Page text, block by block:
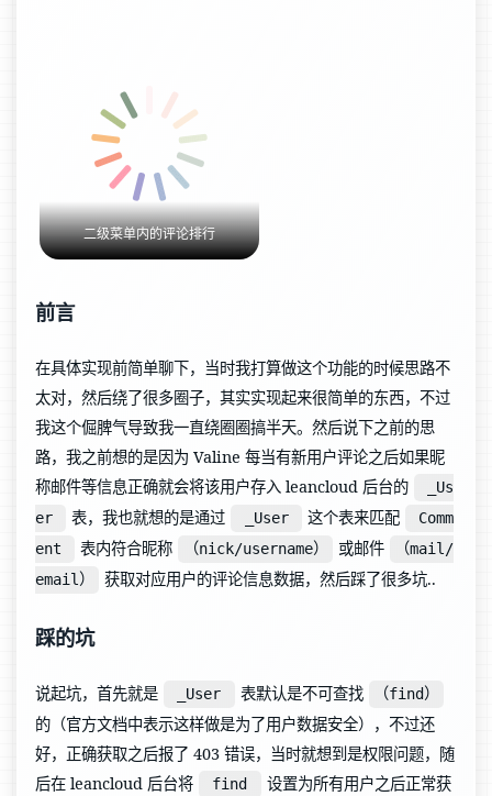
二级菜单内的评论排行
前言
在具体实现前简单聊下，当时我打算做这个功能的时候思路不
太对，然后绕了很多圈子，其实实现起来很简单的东西，不过
我这个倔脾气导致我一直绕圈圈搞半天。然后说下之前的思
路，我之前想的是因为 Valine 每当有新用户评论之后如果昵
称邮件等信息正确就会将该用户存入 leancloud 后台的
_Us
er
表，我也就想的是通过 _User 这个表来匹配
Comm
ent
表内符合昵称 （nick/username） 或邮件
（mail/
email）
获取对应用户的评论信息数据，然后踩了很多坑..
踩的坑
说起坑，首先就是 _User 表默认是不可查找 （find）
的（官方文档中表示这样做是为了用户数据安全），不过还
好，正确获取之后报了 403 错误，当时就想到是权限问题，随
后在 leancloud 后台将
find
设置为所有用户之后正常获